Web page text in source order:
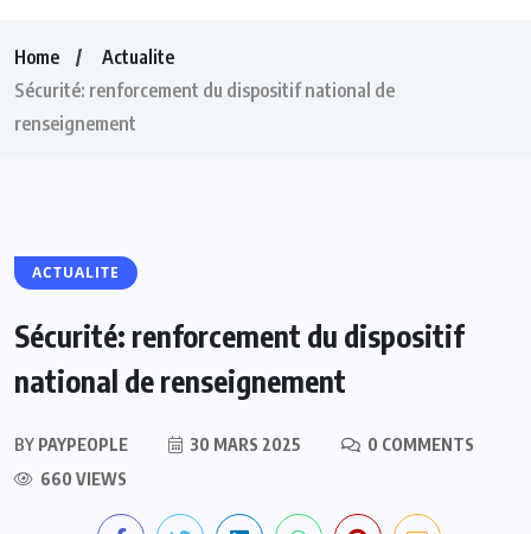
Home
Actualite
Sécurité: renforcement du dispositif national de
renseignement
ACTUALITE
Sécurité: renforcement du dispositif
national de renseignement
BY PAYPEOPLE 30 MARS 2025
0 COMMENTS
660 VIEWS